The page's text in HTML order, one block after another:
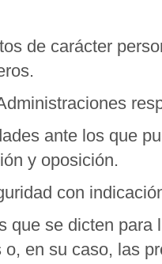
de carácter
ante los que
y oposición.
con
que se dicten
en su caso, las